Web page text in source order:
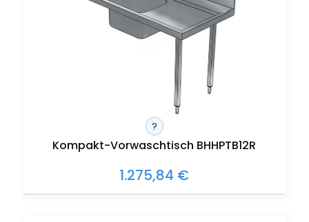
?
Kompakt-Vorwaschtisch BHHPTB12R
1.275,84 €